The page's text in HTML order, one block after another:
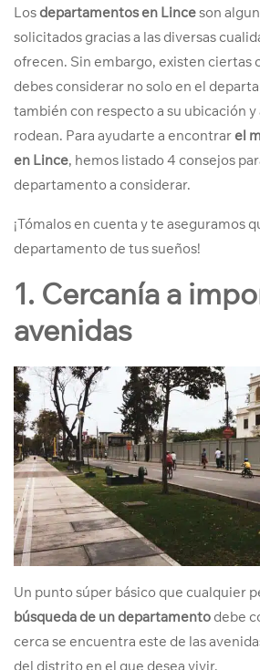
Losdepartamentos en Linceson
solicitados gracias a las diversas
ofrecen. Sin embargo, existen ciertas
debes considerar no solo en el
también con respecto a su ubicación y
rodean. Para ayudarte a encontrarel
en Lince, hemos listado 4 consejos
departamento a considerar.
¡Tómalos en cuenta y te aseguramos
departamento de tus sueños!
1. Cercanía a
avenidas
Un punto súper básico que cualquier
búsqueda de un departamento debe
cerca se encuentra este de las
del distrito en el que desea vivir.